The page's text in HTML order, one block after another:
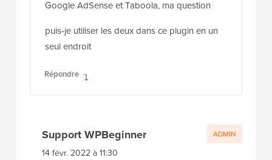
Google AdSense et Taboola, ma question
puis-je utiliser les deux dans ce plugin en un
seul endroit
Répondre
Support WPBeginner
14 févr. 2022 à 11:30
ADMIN